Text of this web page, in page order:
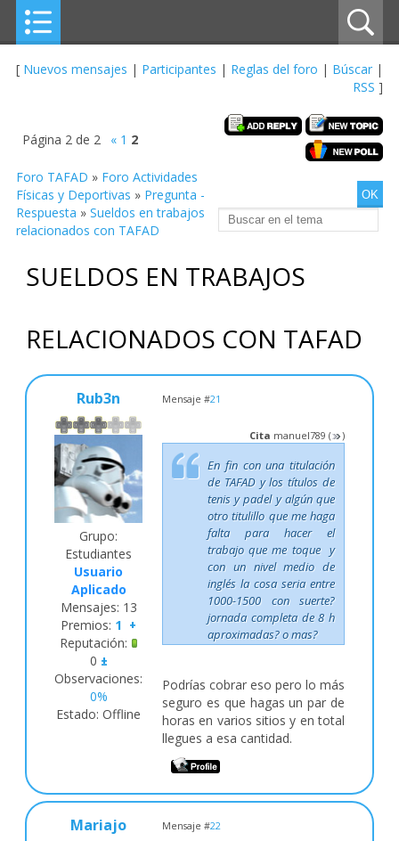
[ Nuevos mensajes | Participantes | Reglas del foro | Búscar |
RSS ]
Página 2 de 2 « 1 2
Foro TAFAD » Foro Actividades
Físicas y Deportivas » Pregunta -
Respuesta » Sueldos en trabajos
relacionados con TAFAD
SUELDOS EN TRABAJOS
RELACIONADOS CON TAFAD
Rub3n Mensaje #21
Grupo:
Estudiantes
Usuario
Aplicado
Mensajes: 13
Premios: 1 +
Reputación:
0 ±
Observaciones:
0%
Estado: Offline
Cita manuel789 ( )
En fin con una titulación
de TAFAD y los títulos de
tenis y padel y algún que
otro titulillo que me haga
falta para hacer el
trabajo que me toque y
con un nivel medio de
inglés la cosa seria entre
1000-1500 con suerte?
jornada completa de 8 h
aproximadas? o mas?
Podrías cobrar eso pero lo más
seguro es que hagas un par de
horas en varios sitios y en total
llegues a esa cantidad.
Mariajo Mensaje #22